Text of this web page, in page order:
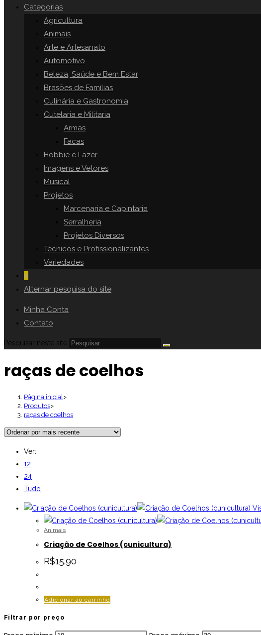
Categorias
Agricultura
Animais
Arte e Artesanato
Automotivo
Beleza, Saúde e Bem Estar
Brasões de Famílias
Culinária e Gastronomia
Cutelaria e Militaria
Armas
Facas
Hobbie e Lazer
Imagens e Vetores
Musical
Projetos
Marcenaria e Capintaria
Serralheria
Projetos Diversos
Técnicos e Profissionalizantes
Variedades
0
Alternar pesquisa do site
Minha Conta
Contato
Pesquisar neste site
raças de coelhos
Página inicial >
Produtos>
raças de coelhos
Ver:
12
24
Tudo
Animais
Criação de Coelhos (cunicultura)
R$15.90
Adicionar ao carrinho
Filtrar por preço